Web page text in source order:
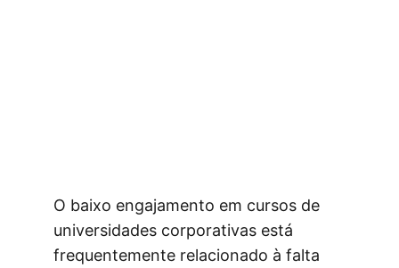
O baixo engajamento em cursos de
universidades corporativas está
frequentemente relacionado à falta